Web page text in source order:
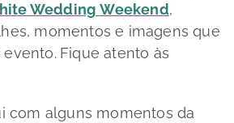
Wedding Weekend,
momentos e imagens que
evento. Fique atento às
com alguns momentos da